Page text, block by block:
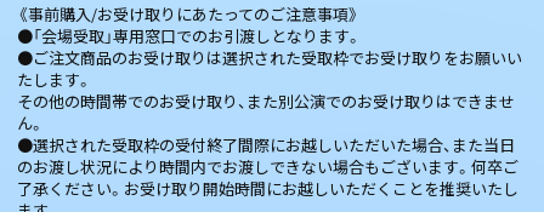
《事前購入/お受け取りにあたってのご注意事項》
●「会場受取」専用窓口でのお引渡しとなります。
●ご注文商品のお受け取りは選択された受取枠でお受け取りをお願いい
たします。
その他の時間帯でのお受け取り、また別公演でのお受け取りはできませ
ん。
●選択された受取枠の受付終了間際にお越しいただいた場合、また当日
のお渡し状況により時間内でお渡しできない場合もございます。何卒ご
了承ください。お受け取り開始時間にお越しいただくことを推奨いたし